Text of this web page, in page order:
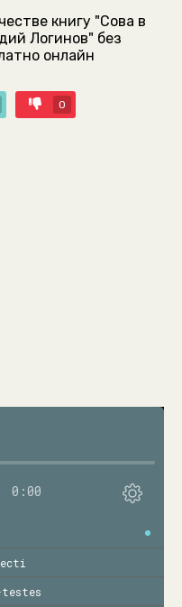
книгу "Сова в
Логинов" без
онлайн
0
0:00